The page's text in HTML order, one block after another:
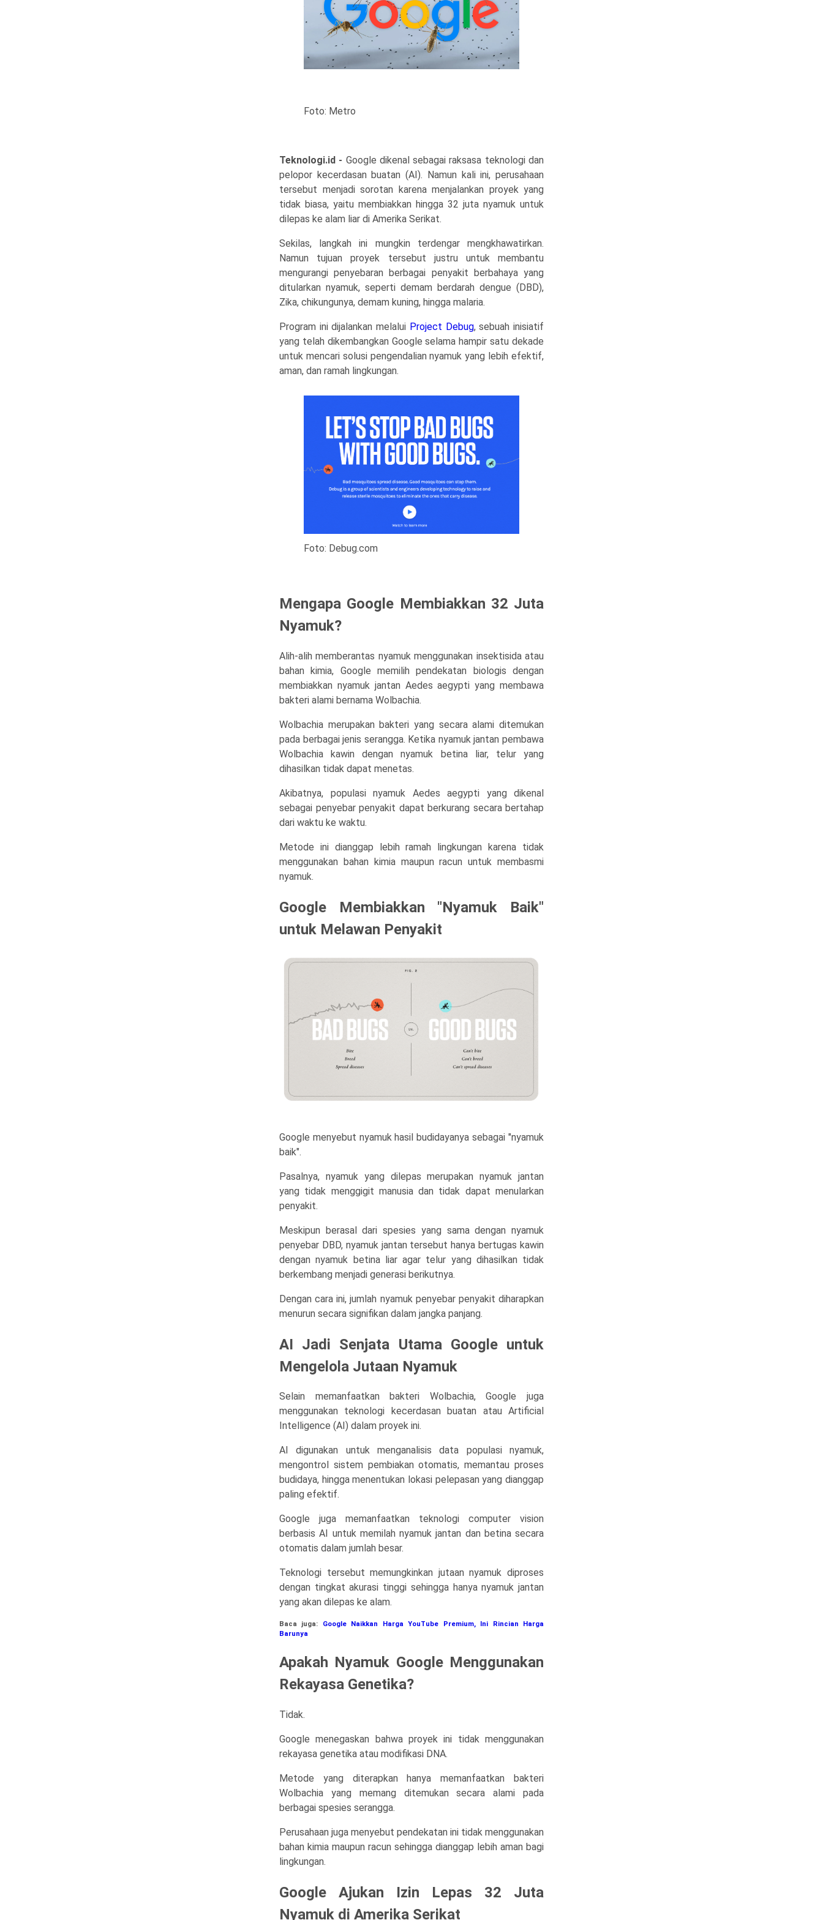
Foto: Metro
Teknologi.id - Google dikenal sebagai raksasa teknologi dan
pelopor kecerdasan buatan (AI). Namun kali ini, perusahaan
tersebut menjadi sorotan karena menjalankan proyek yang
tidak biasa, yaitu membiakkan hingga 32 juta nyamuk untuk
dilepas ke alam liar di Amerika Serikat.
Sekilas, langkah ini mungkin terdengar mengkhawatirkan.
Namun tujuan proyek tersebut justru untuk membantu
mengurangi penyebaran berbagai penyakit berbahaya yang
ditularkan nyamuk, seperti demam berdarah dengue (DBD),
Zika, chikungunya, demam kuning, hingga malaria.
Program ini dijalankan melalui Project Debug, sebuah inisiatif
yang telah dikembangkan Google selama hampir satu dekade
untuk mencari solusi pengendalian nyamuk yang lebih efektif,
aman, dan ramah lingkungan.
Foto: Debug.com
Mengapa Google Membiakkan 32 Juta
Nyamuk?
Alih-alih memberantas nyamuk menggunakan insektisida atau
bahan kimia, Google memilih pendekatan biologis dengan
membiakkan nyamuk jantan Aedes aegypti yang membawa
bakteri alami bernama Wolbachia.
Wolbachia merupakan bakteri yang secara alami ditemukan
pada berbagai jenis serangga. Ketika nyamuk jantan pembawa
Wolbachia kawin dengan nyamuk betina liar, telur yang
dihasilkan tidak dapat menetas.
Akibatnya, populasi nyamuk Aedes aegypti yang dikenal
sebagai penyebar penyakit dapat berkurang secara bertahap
dari waktu ke waktu.
Metode ini dianggap lebih ramah lingkungan karena tidak
menggunakan bahan kimia maupun racun untuk membasmi
nyamuk.
Google Membiakkan "Nyamuk Baik"
untuk Melawan Penyakit
Google menyebut nyamuk hasil budidayanya sebagai "nyamuk
baik".
Pasalnya, nyamuk yang dilepas merupakan nyamuk jantan
yang tidak menggigit manusia dan tidak dapat menularkan
penyakit.
Meskipun berasal dari spesies yang sama dengan nyamuk
penyebar DBD, nyamuk jantan tersebut hanya bertugas kawin
dengan nyamuk betina liar agar telur yang dihasilkan tidak
berkembang menjadi generasi berikutnya.
Dengan cara ini, jumlah nyamuk penyebar penyakit diharapkan
menurun secara signifikan dalam jangka panjang.
AI Jadi Senjata Utama Google untuk
Mengelola Jutaan Nyamuk
Selain memanfaatkan bakteri Wolbachia, Google juga
menggunakan teknologi kecerdasan buatan atau Artificial
Intelligence (AI) dalam proyek ini.
AI digunakan untuk menganalisis data populasi nyamuk,
mengontrol sistem pembiakan otomatis, memantau proses
budidaya, hingga menentukan lokasi pelepasan yang dianggap
paling efektif.
Google juga memanfaatkan teknologi computer vision
berbasis AI untuk memilah nyamuk jantan dan betina secara
otomatis dalam jumlah besar.
Teknologi tersebut memungkinkan jutaan nyamuk diproses
dengan tingkat akurasi tinggi sehingga hanya nyamuk jantan
yang akan dilepas ke alam.
Baca juga: Google Naikkan Harga YouTube Premium, Ini Rincian Harga
Barunya
Apakah Nyamuk Google Menggunakan
Rekayasa Genetika?
Tidak.
Google menegaskan bahwa proyek ini tidak menggunakan
rekayasa genetika atau modifikasi DNA.
Metode yang diterapkan hanya memanfaatkan bakteri
Wolbachia yang memang ditemukan secara alami pada
berbagai spesies serangga.
Perusahaan juga menyebut pendekatan ini tidak menggunakan
bahan kimia maupun racun sehingga dianggap lebih aman bagi
lingkungan.
Google Ajukan Izin Lepas 32 Juta
Nyamuk di Amerika Serikat